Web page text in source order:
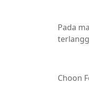
Pada
Choon